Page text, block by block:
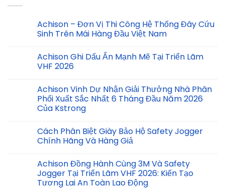
Achison – Đơn Vị Thi Công Hệ Thống Đây Cứu
Sinh Trên Mái Hàng Đầu Việt Nam
Achison Ghi Dấu Ấn Mạnh Mẽ Tại Triển Lãm
VHF 2026
Achison Vinh Dự Nhận Giải Thưởng Nhà Phân
Phối Xuất Sắc Nhất 6 Tháng Đầu Năm 2026
Của Kstrong
Cách Phân Biệt Giày Bảo Hộ Safety Jogger
Chính Hãng Và Hàng Giả
Achison Đồng Hành Cùng 3M Và Safety
Jogger Tại Triển Lãm VHF 2026: Kiến Tạo
Tương Lai An Toàn Lao Động